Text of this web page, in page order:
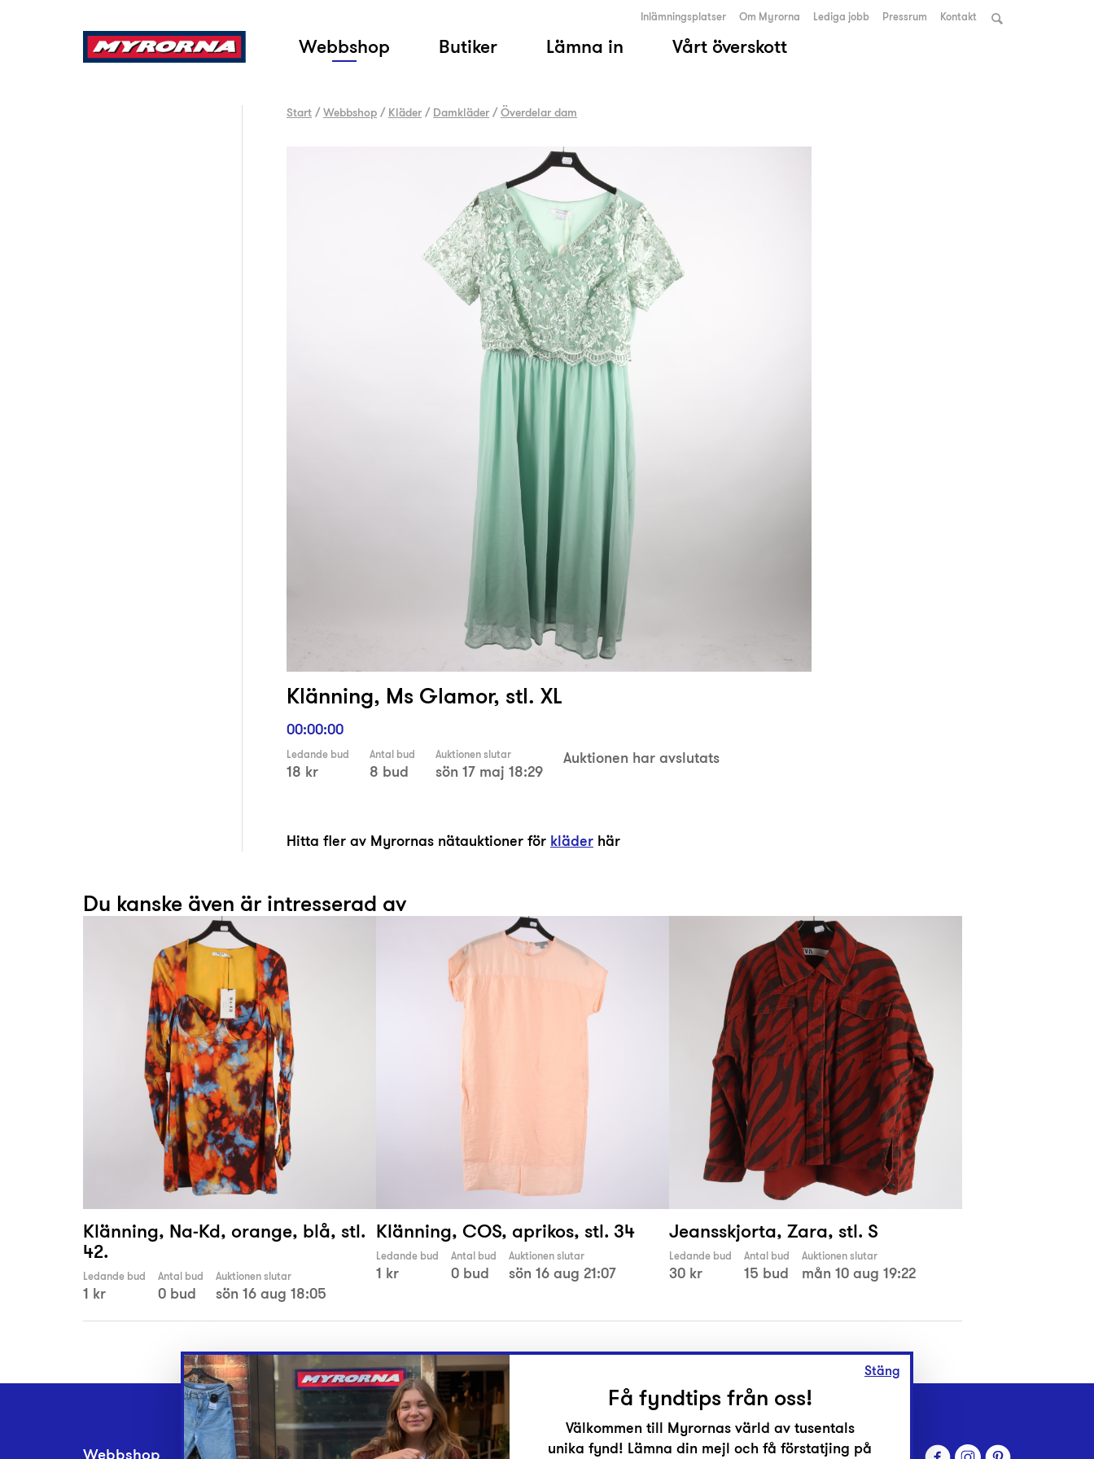
Webbshop Butiker Lämna in Vårt överskott
Inlämningsplatser Om Myrorna Lediga jobb Pressrum Kontakt
Start /Webbshop / Kläder / Damkläder /Överdelar dam
Klänning, Ms Glamor, stl. XL
00:00:00
Ledande bud
18 kr
Antal bud
8 bud
Auktionen slutar
sön 17 maj 18:29
Auktionen har avslutats
Hitta fler av Myrornas nätauktioner för kläder här
Du kanske även är intresserad av
Klänning, Na-Kd, orange, blå, stl.
42.
Ledande bud
1 kr
Antal bud
0 bud
Auktionen slutar
sön 16 aug 18:05
Klänning, COS, aprikos, stl. 34
Ledande bud
1 kr
Antal bud
0 bud
Auktionen slutar
sön 16 aug 21:07
Jeansskjorta, Zara, stl. S
Ledande bud
30 kr
Antal bud
15 bud
Auktionen slutar
mån 10 aug 19:22
Stäng
Få fyndtips från oss!
Välkommen till Myrornas värld av tusentals
unika fynd! Lämna din mejl och få förstatjing på